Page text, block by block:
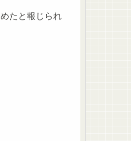
たと報じられ